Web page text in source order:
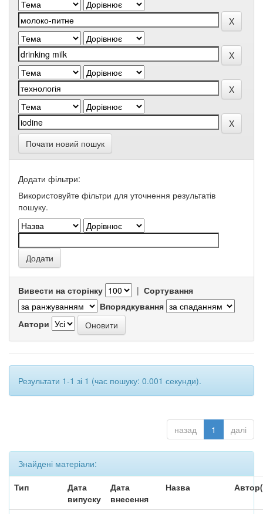
Почати новий пошук
Додати фільтри:
Використовуйте фільтри для уточнення результатів
пошуку.
Вивести на сторінку | Сортування
Впорядкування
Автори
Результати 1-1 зі 1 (час пошуку: 0.001 секунди).
назад 1 далі
Знайдені матеріали:
Тип
Дата
випуску
Дата
внесення
Назва